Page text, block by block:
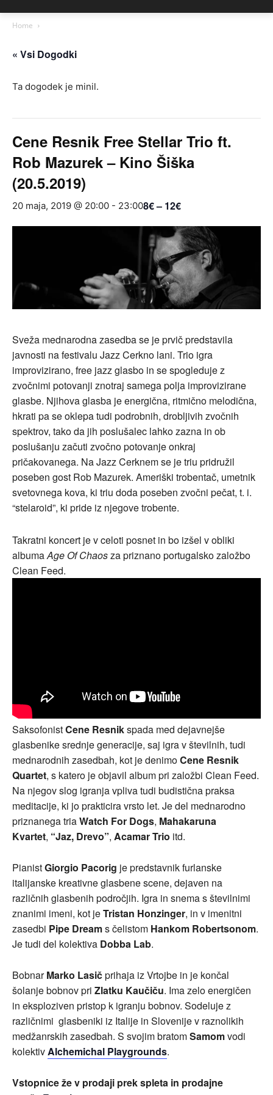
Home
« Vsi Dogodki
Ta dogodek je minil.
Cene Resnik Free Stellar Trio ft.
Rob Mazurek – Kino Šiška
(20.5.2019)
20 maja, 2019 @ 20:00 - 23:008€ – 12€
Sveža mednarodna zasedba se je prvič predstavila
javnosti na festivalu Jazz Cerkno lani. Trio igra
improvizirano, free jazz glasbo in se spogleduje z
zvočnimi potovanji znotraj samega polja improvizirane
glasbe. Njihova glasba je energična, ritmično melodična,
hkrati pa se oklepa tudi podrobnih, drobljivih zvočnih
spektrov, tako da jih poslušalec lahko zazna in ob
poslušanju začuti zvočno potovanje onkraj
pričakovanega. Na Jazz Cerknem se je triu pridružil
poseben gost Rob Mazurek. Ameriški trobentač, umetnik
svetovnega kova, ki triu doda poseben zvočni pečat, t. i.
“stelaroid”, ki pride iz njegove trobente.
Takratni koncert je v celoti posnet in bo izšel v obliki
albumaAge Of Chaosza priznano portugalsko založbo
Clean Feed.
SaksofonistCene Resnikspada med dejavnejše
glasbenike srednje generacije, saj igra v številnih, tudi
mednarodnih zasedbah, kot je denimoCene Resnik
Quartet, s katero je objavil album pri založbi Clean Feed.
Na njegov slog igranja vpliva tudi budistična praksa
meditacije, ki jo prakticira vrsto let. Je del mednarodno
priznanega triaWatch For Dogs, Mahakaruna
Kvartet, “Jaz, Drevo”, Acamar Trio itd.
PianistGiorgio Pacorig je predstavnik furlanske
italijanske kreativne glasbene scene, dejaven na
različnih glasbenih področjih. Igra in snema s številnimi
znanimi imeni, kot jeTristan Honzinger, in v imenitni
zasedbi Pipe Dreams čelistom Hankom Robertsonom.
Je tudi del kolektiva Dobba Lab.
BobnarMarko Lasičprihaja iz Vrtojbe in je končal
šolanje bobnov pri Zlatku Kaučiču. Ima zelo energičen
in eksploziven pristop k igranju bobnov. Sodeluje z
različnimi glasbeniki iz Italije in Slovenije v raznolikih
medžanrskih zasedbah. S svojim bratomSamomvodi
kolektivAlchemichal Playgrounds.
Vstopnice že v prodaji prek spleta in prodajne